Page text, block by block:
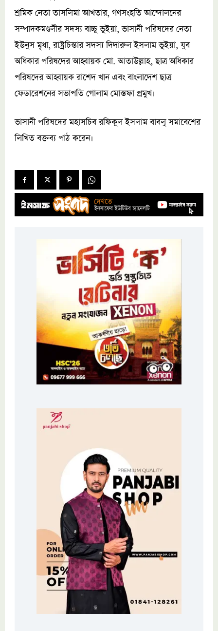
শ্রমিক নেতা তাসলিমা আখতার, গণসংহতি আন্দোলনের
সম্পাদকমণ্ডলীর সদস্য বাচ্চু ভুইয়া, ভাসানী পরিষদের নেতা
ইউনুস মৃধা, রাষ্ট্রচিন্তার সদস্য দিদারুল ইসলাম ভুইয়া, যুব
অধিকার পরিষদের আহ্বায়ক মো. আতাউল্লাহ, ছাত্র অধিকার
পরিষদের আহ্বায়ক রাশেদ খান এবং বাংলাদেশ ছাত্র
ফেডারেশনের সভাপতি গোলাম মোস্তফা প্রমুখ।
ভাসানী পরিষদের মহাসচিব রফিকুল ইসলাম বাবলু সমাবেশের
লিখিত বক্তব্য পাঠ করেন।